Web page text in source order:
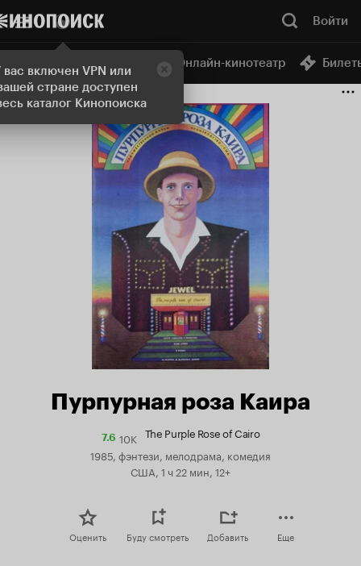
вас включен VPN или
стране доступен
каталог Кинопоиска
Войти
Онлайн-кинотеатр
Пурпурная роза Каира
7.6Рейтинг
Кинопоиска
7.6
10K The Purple Rose of Cairo
1985, фэнтези, мелодрама, комедия
США, 1 ч 22 мин, 12+
Оценить Буду смотреть Добавить Еще